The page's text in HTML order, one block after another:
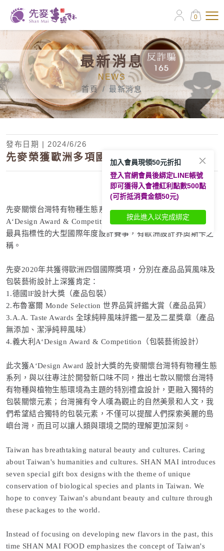
0
最新消息
NEWS
首頁
最新消息
先麥榮獲歐洲多項國際大獎
發布日期 | 2024/6/26
先麥關懷台灣特有物種生態系列，榮獲2020年歐洲義大利
A‘Design Award & Competition（A’國際設計大獎），是全球
最具指標性的大型國際年度設計賽事，有歐洲設計界奧斯卡之
稱。
先麥2020年共獲得歐洲四個國際獎項，分別在產品品質風味及
包裝藝術設計上深獲肯定：
1.德國lF設計大獎（產品包裝）
2.布魯塞爾 Monde Selection 世界品質評鑑大賞（產品品質）
3.A.A. Taste Awards 全球純粹風味評鑑一星及二星獎章（產品
無添加、潔淨純粹風味）
4.義大利A‘Design Award & Competition（包裝藝術設計）
此次獲A‘Design Award 設計大獎的先麥關懷台灣特有物種生態
系列，與以往專注於開發新口味不同，推出七款以關懷台灣特
有物種與植物生態環境為主題的特別禮盒設計，更融入獨特的
包裝關懷元素；台灣擁有令人嘆為觀止的自然美景和人文，我
們希望結合獨特的包裝元素，不僅可以提醒人們探索美麗的島
嶼台灣，而且可以讓人類與環境之間的理解更加深刻。
Taiwan has breathtaking natural beauty and cultures. Caring
about Taiwan's humanities and cultures. SHAN MAI introduces
seven special gift box designs with the theme of unique
conservation of biological species and plants in Taiwan. We
hope to convey Taiwan's abundant beauty and culture through
these packages to the world.
Instead of focusing on developing new flavors in the past, this
time SHAN MAI FOOD emphasizes the concept of Taiwan's
加入會員現領50元折扣
登入官網會員後綁定LINE帳號
即可獲得入會禮紅利點數500點
(可折抵消費金額50元)
按此進入以完成綁定